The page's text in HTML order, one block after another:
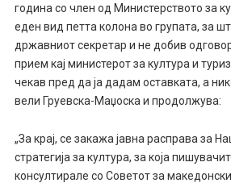
година со член од Министерството за
еден вид петта колона во групата, за
државниот секретар и не добив
прием кај министерот за култура и
чекав пред да ја дадам оставката, а
вели Груевска-Маџоска и продолжува:
„За крај, се закажа јавна расправа за
стратегија за култура, за која
консултирале со Советот за